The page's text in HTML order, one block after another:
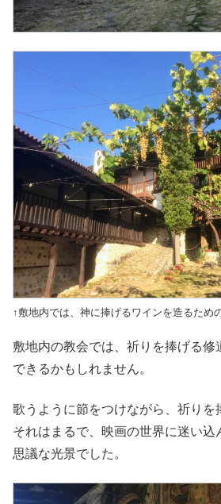
↑敷地内では、神に捧げるワインを造るため
敷地内の教会では、祈りを捧げる修
できるかもしれません。
歌うように節をつけながら、祈りを
それはまるで、映画の世界に迷い込
思議な光景でした。